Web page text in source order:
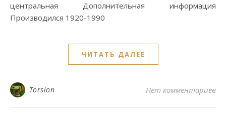
центральная Дополнительная информация
Производился 1920-1990
ЧИТАТЬ ДАЛЕЕ
Torsion Нет комментариев